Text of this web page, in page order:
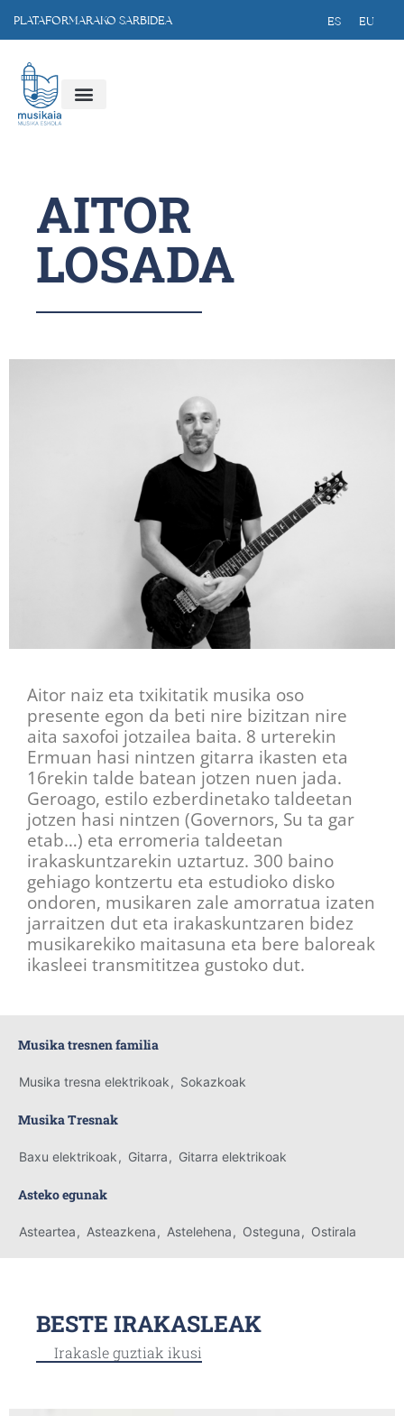
PLATAFORMARAKO SARBIDEA ES EU
AITOR
LOSADA
Aitor naiz eta txikitatik musika oso
presente egon da beti nire bizitzan nire
aita saxofoi jotzailea baita. 8 urterekin
Ermuan hasi nintzen gitarra ikasten eta
16rekin talde batean jotzen nuen jada.
Geroago, estilo ezberdinetako taldeetan
jotzen hasi nintzen (Governors, Su ta gar
etab…) eta erromeria taldeetan
irakaskuntzarekin uztartuz. 300 baino
gehiago kontzertu eta estudioko disko
ondoren, musikaren zale amorratua izaten
jarraitzen dut eta irakaskuntzaren bidez
musikarekiko maitasuna eta bere baloreak
ikasleei transmititzea gustoko dut.
Musika tresnen familia
Musika tresna elektrikoak, Sokazkoak
Musika Tresnak
Baxu elektrikoak, Gitarra, Gitarra elektrikoak
Asteko egunak
Asteartea, Asteazkena, Astelehena, Osteguna, Ostirala
BESTE IRAKASLEAK
Irakasle guztiak ikusi